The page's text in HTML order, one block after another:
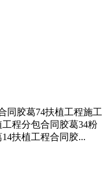
同胶葛74扶植工程施工
程分包合同胶葛34粉
扶植工程合同胶...